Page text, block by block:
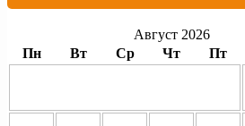
Август 2026
Пн
Вт Ср Чт Пт